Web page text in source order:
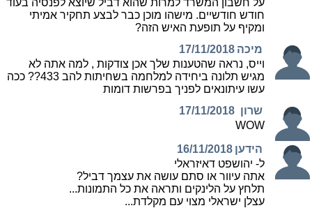
על חשבון המשרד למרות שהוא דביל שיוצא לפנסיה בעוד
חודש חודשיים. מישהו מוכן כבר לבצע תחקיר אמיתי
ומקיף על תופעת האיש הזה?
מיכה 17/11/2018
וייס, נראה שהטענות שלך אכן צודקות , למה אתה לא
מגיש תלונה ביחידה למלחמה בשחיתות להב 433?? ככה
עשו עיתונאים לפניך בפרשות דומות
שרון 17/11/2018
WOW
הידען 16/11/2018
ל- יהושפט דאיזראלי
אתה עיוור או סתם עושה את עצמך דביל?
תלחץ על הלינקים ותראה את כל התמונות...
עצלן ישראלי מצוי עם מקלדת...